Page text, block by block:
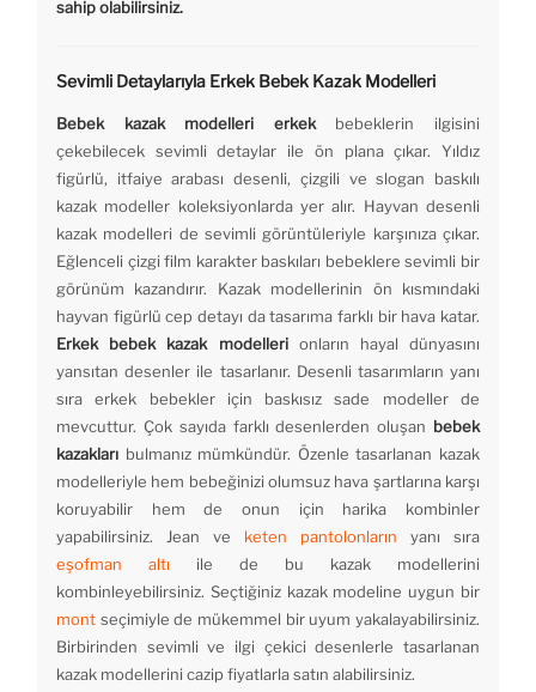
sahip olabilirsiniz.
Sevimli Detaylarıyla Erkek Bebek Kazak Modelleri
Bebek kazak modelleri erkekbebeklerin ilgisini
çekebilecek sevimli detaylar ile ön plana çıkar. Yıldız
figürlü, itfaiye arabası desenli, çizgili ve slogan baskılı
kazak modeller koleksiyonlarda yer alır. Hayvan desenli
kazak modelleri de sevimli görüntüleriyle karşınıza çıkar.
Eğlenceli çizgi film karakter baskıları bebeklere sevimli bir
görünüm kazandırır. Kazak modellerinin ön kısmındaki
hayvan figürlü cep detayı da tasarıma farklı bir hava katar.
Erkek bebek kazak modellerionların hayal dünyasını
yansıtan desenler ile tasarlanır. Desenli tasarımların yanı
sıra erkek bebekler için baskısız sade modeller de
mevcuttur. Çok sayıda farklı desenlerden oluşan bebek
kazakları bulmanız mümkündür. Özenle tasarlanan kazak
modelleriyle hem bebeğinizi olumsuz hava şartlarına karşı
koruyabilir hem de onun için harika kombinler
yapabilirsiniz. Jean ve keten pantolonların yanı sıra
eşofman altı ile de bu kazak modellerini
kombinleyebilirsiniz. Seçtiğiniz kazak modeline uygun bir
mont seçimiyle de mükemmel bir uyum yakalayabilirsiniz.
Birbirinden sevimli ve ilgi çekici desenlerle tasarlanan
kazak modellerini cazip fiyatlarla satın alabilirsiniz.